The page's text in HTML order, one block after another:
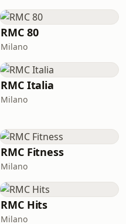
RMC 80
Milano
RMC Italia
Milano
RMC Fitness
Milano
RMC Hits
Milano